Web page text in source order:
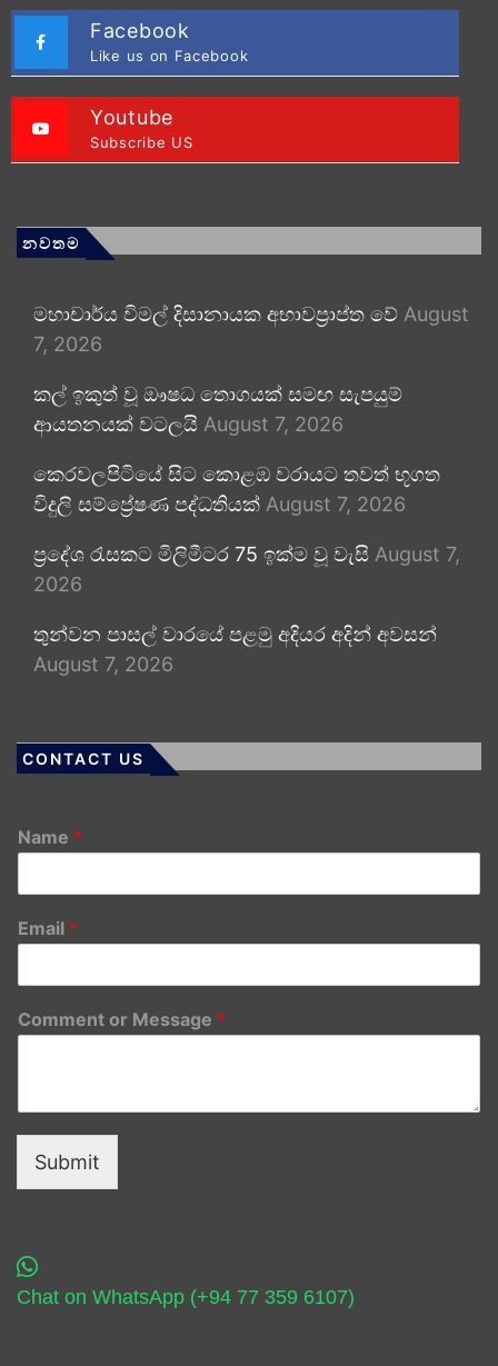
Facebook
Like us on Facebook
Youtube
Subscribe US
නවතම
මහාචාර්ය විමල් දිසානායක අභාවප්‍රාප්ත වේ August
7, 2026
කල් ඉකුත් වූ ඖෂධ තොගයක් සමඟ සැපයුම්
ආයතනයක් වටලයි August 7, 2026
කෙරවලපිටියේ සිට කොළඹ වරායට තවත් භූගත
විදුලි සම්ප්‍රේෂණ පද්ධතියක් August 7, 2026
ප්‍රදේශ රැසකට මිලිමීටර 75 ඉක්ම වූ වැසි August 7,
2026
තුන්වන පාසල් වාරයේ පළමු අදියර අදින් අවසන්
August 7, 2026
CONTACT US
Name *
Email *
Comment or Message *
Submit
Chat on WhatsApp (+94 77 359 6107)